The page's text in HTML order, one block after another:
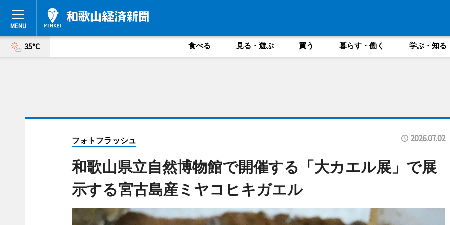
35°C 食べる 見る・遊ぶ 買う 暮らす・働く 学ぶ・知る
フォトフラッシュ 2026.07.02
和歌山県立自然博物館で開催する「大カエル展」で展
示する宮古島産ミヤコヒキガエル